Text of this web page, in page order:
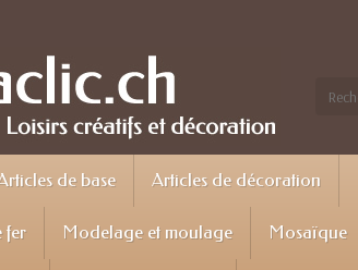
de base Articles de décoration
fer Modelage et moulage Mosaïque